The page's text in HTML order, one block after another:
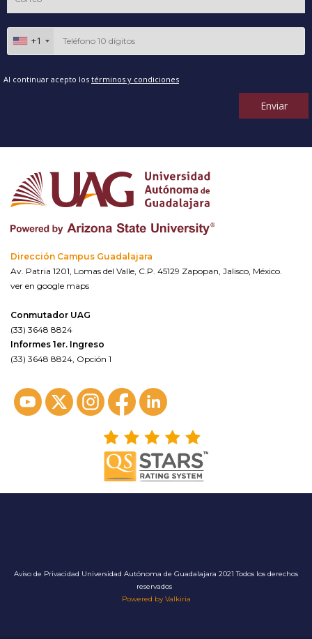
+1
Al continuar acepto los términos y condiciones
Enviar
Dirección Campus Guadalajara
Av. Patria 1201, Lomas del Valle, C.P. 45129 Zapopan, Jalisco, México.
ver en google maps
Conmutador UAG
(33) 3648 8824
Informes 1er. Ingreso
(33) 3648 8824, Opción 1
Aviso de Privacidad Universidad Autónoma de Guadalajara 2021 Todos los derechos
reservados
Powered by Valkiria